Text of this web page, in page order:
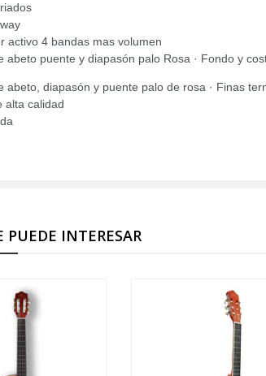
activo 4 bandas mas volumen
abeto puente y diapasón palo Rosa · Fondo y
abeto, diapasón y puente palo de rosa · Finas
alta calidad
INTERESAR